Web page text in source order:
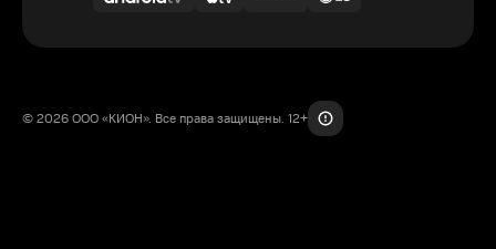
© 2026 ООО «КИОН». Все права защищены. 12+